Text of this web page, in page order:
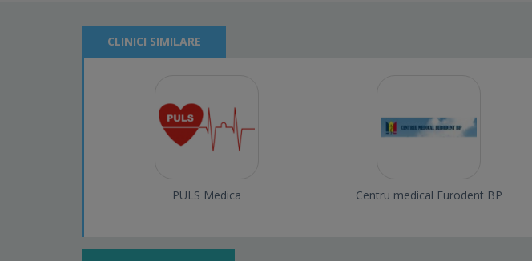
CLINICI SIMILARE
PULS Medica Centru medical Eurodent BP